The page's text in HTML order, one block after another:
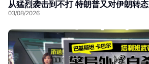
从猛烈袭击到不打 特朗普又对伊朗转态
03/08/2026